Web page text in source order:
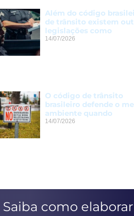
Além do código
de trânsito existem
legislações como
14/07/2026
O código de trânsito
brasileiro defende o
ambiente quando
14/07/2026
Saiba como elaborar